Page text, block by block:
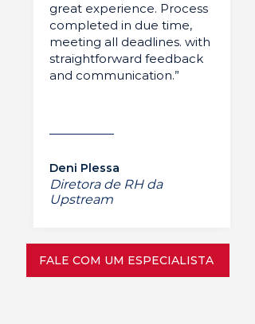
great experience. Process
completed in due time,
meeting all deadlines. with
straightforward feedback
and communication.”
Deni Plessa
Diretora de RH da
Upstream
FALE COM UM ESPECIALISTA